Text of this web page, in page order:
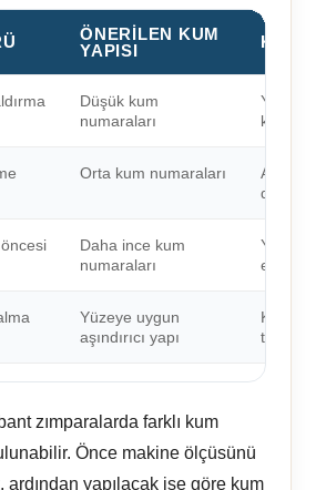
ÖNERILEN KUM
YAPISI
Düşük kum
numaraları
kullanılır.
Orta kum numaraları
Ahşap
Daha ince kum
numaraları
Yüzeyi
edilir.
Yüzeye uygun
aşındırıcı yapı
Kesim
zımparalarda farklı kum
Önce makine ölçüsünü
ardından yapılacak işe göre kum